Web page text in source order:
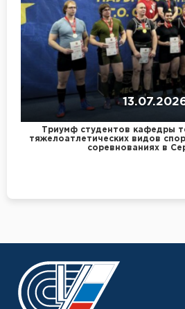
Триумф студентов кафедры
тяжелоатлетических видов
соревнованиях в